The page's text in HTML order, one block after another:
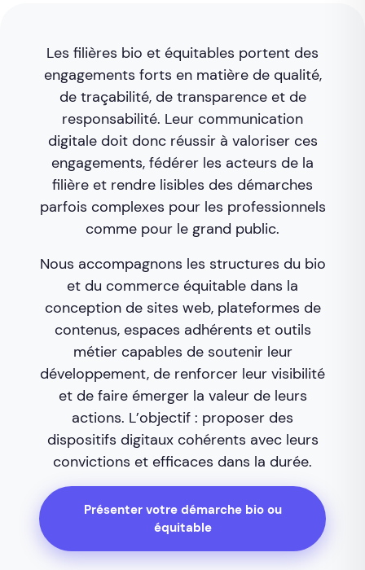
Les filières bio et équitables portent des
engagements forts en matière de qualité,
de traçabilité, de transparence et de
responsabilité. Leur communication
digitale doit donc réussir à valoriser ces
engagements, fédérer les acteurs de la
filière et rendre lisibles des démarches
parfois complexes pour les professionnels
comme pour le grand public.
Nous accompagnons les structures du bio
et du commerce équitable dans la
conception de sites web, plateformes de
contenus, espaces adhérents et outils
métier capables de soutenir leur
développement, de renforcer leur visibilité
et de faire émerger la valeur de leurs
actions. L’objectif : proposer des
dispositifs digitaux cohérents avec leurs
convictions et efficaces dans la durée.
Présenter votre démarche bio ou
équitable